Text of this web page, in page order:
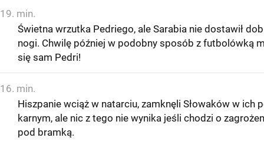
19. min.
Świetna wrzutka Pedriego, ale Sarabia nie dostawił
nogi. Chwilę później w podobny sposób z futbolówką
się sam Pedri!
16. min.
Hiszpanie wciąż w natarciu, zamknęli Słowaków w ich
karnym, ale nic z tego nie wynika jeśli chodzi o
pod bramką.